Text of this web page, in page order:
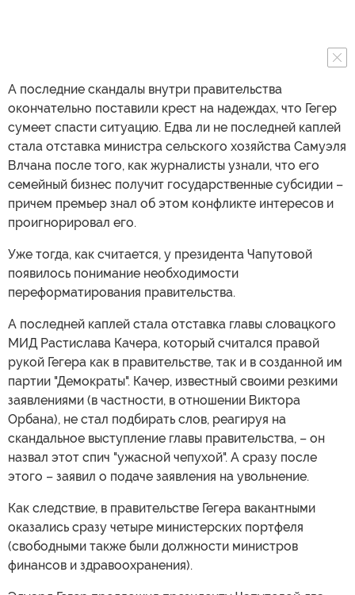
А последние скандалы внутри правительства
окончательно поставили крест на надеждах, что Гегер
сумеет спасти ситуацию. Едва ли не последней каплей
стала отставка министра сельского хозяйства Самуэля
Влчана после того, как журналисты узнали, что его
семейный бизнес получит государственные субсидии –
причем премьер знал об этом конфликте интересов и
проигнорировал его.
Уже тогда, как считается, у президента Чапутовой
появилось понимание необходимости
переформатирования правительства.
А последней каплей стала отставка главы словацкого
МИД Растислава Качера, который считался правой
рукой Гегера как в правительстве, так и в созданной им
партии "Демократы". Качер, известный своими резкими
заявлениями (в частности, в отношении Виктора
Орбана), не стал подбирать слов, реагируя на
скандальное выступление главы правительства, – он
назвал этот спич "ужасной чепухой". А сразу после
этого – заявил о подаче заявления на увольнение.
Как следствие, в правительстве Гегера вакантными
оказались сразу четыре министерских портфеля
(свободными также были должности министров
финансов и здравоохранения).